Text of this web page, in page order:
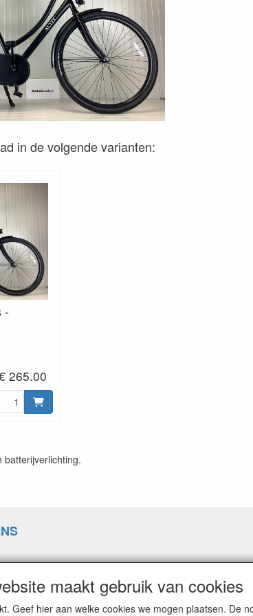
in de volgende varianten:
-
265.00
batterijverlichting.
maakt gebruik van cookies
Geef hier aan welke cookies we mogen plaatsen. De